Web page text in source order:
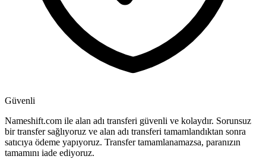
Güvenli
Nameshift.com ile alan adı transferi güvenli ve kolaydır. Sorunsuz
bir transfer sağlıyoruz ve alan adı transferi tamamlandıktan sonra
satıcıya ödeme yapıyoruz. Transfer tamamlanamazsa, paranızın
tamamını iade ediyoruz.